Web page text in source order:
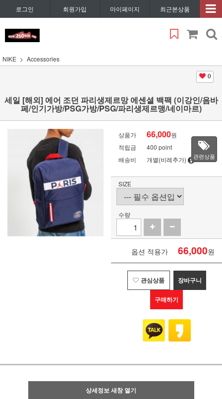
로그인 회원가입 마이페이지 최근본상품
NIKE Accessories
0
세일 [해외] 에어 조던 파리생제르망 에센셜 백팩 (이강인/음바
페/인기가방/PSG가방/PSG/파리생제르맹/네이마르)
상품가 66,000원
적립금
400 point
배송비
개별(비례추가) 관련상품
SIZE
수량
옵션 적용가 66,000원
관심상품 장바구니
구매하기
상세정보 새창 열기